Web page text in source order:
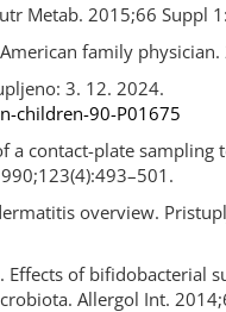
Metab. 2015;66 Suppl
American family physician.
3. 12. 2024.
children-90-P01675
a contact-plate
overview.
Effects of
Allergol Int.